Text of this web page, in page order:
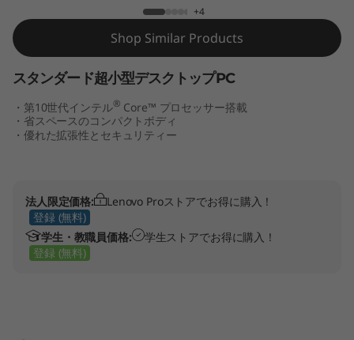
n
y
<
+4
Shop Similar Products
スタンダード超小型デスクトップPC
・第10世代インテル® Core™ プロセッサー搭載
・省スペースのコンパクトボディ
・優れた拡張性とセキュリティー
法人限定価格:
Lenovo Proストアでお得に購入！
登録 (無料)
学生・教職員価格:
学生ストアでお得に購入！
登録 (無料)